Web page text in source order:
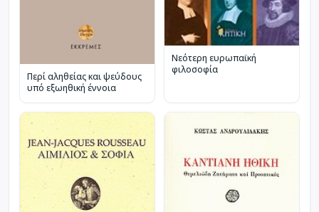
Περί αληθείας και ψεύδους
υπό εξωηθική έννοια
Νεότερη ευρωπαϊκή
φιλοσοφία